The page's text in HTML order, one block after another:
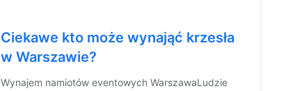
Ciekawe kto może wynająć krzesła
w Warszawie?
Wynajem namiotów eventowych WarszawaLudzie